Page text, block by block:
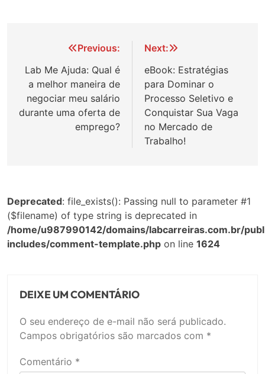
Navegação
de
Post
Previous:
Lab Me Ajuda: Qual é
a melhor maneira de
negociar meu salário
durante uma oferta de
emprego?
Next:
eBook: Estratégias
para Dominar o
Processo Seletivo e
Conquistar Sua Vaga
no Mercado de
Trabalho!
Deprecated: file_exists(): Passing null to parameter #1
($filename) of type string is deprecated in
/home/u987990142/domains/labcarreiras.com.br/
includes/comment-template.php on line 1624
DEIXE UM COMENTÁRIO
O seu endereço de e-mail não será publicado.
Campos obrigatórios são marcados com *
Comentário *